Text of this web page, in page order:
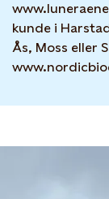
kunde i
Ås, Moss eller